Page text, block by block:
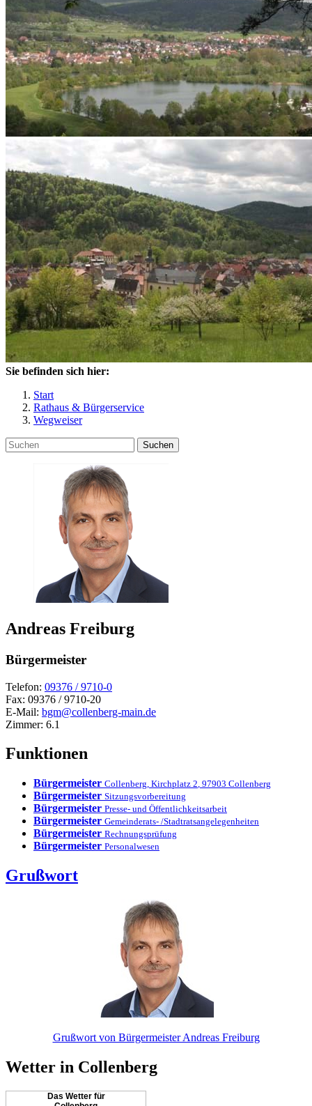
Sie befinden sich hier:
Start
Rathaus & Bürgerservice
Wegweiser
Suchen
Andreas Freiburg
Bürgermeister
Telefon: 09376 / 9710-0
Fax: 09376 / 9710-20
E-Mail: bgm@collenberg-main.de
Zimmer: 6.1
Funktionen
Bürgermeister Collenberg, Kirchplatz 2, 97903 Collenberg
Bürgermeister Sitzungsvorbereitung
Bürgermeister Presse- und Öffentlichkeitsarbeit
Bürgermeister Gemeinderats- /Stadtratsangelegenheiten
Bürgermeister Rechnungsprüfung
Bürgermeister Personalwesen
Grußwort
Grußwort von Bürgermeister Andreas Freiburg
Wetter in Collenberg
Das Wetter für